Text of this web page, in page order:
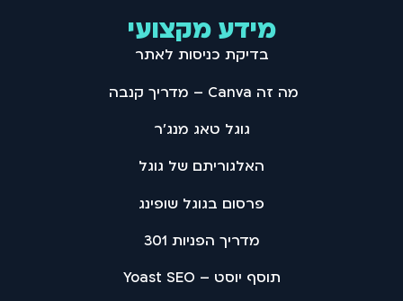
מידע מקצועי
בדיקת כניסות לאתר
מה זה Canva – מדריך קנבה
גוגל טאג מנג'ר
האלגוריתם של גוגל
פרסום בגוגל שופינג
מדריך הפניות 301
תוסף יוסט – Yoast SEO